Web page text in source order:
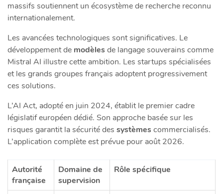
massifs soutiennent un écosystème de recherche reconnu
internationalement.
Les avancées technologiques sont significatives. Le
développement de modèlesde langage souverains comme
Mistral AI illustre cette ambition. Les startups spécialisées
et les grands groupes français adoptent progressivement
ces solutions.
L’AI Act, adopté en juin 2024, établit le premier cadre
législatif européen dédié. Son approche basée sur les
risques garantit la sécurité des systèmescommercialisés.
L’application complète est prévue pour août 2026.
Autorité
française
Domaine de
supervision
Rôle spécifique